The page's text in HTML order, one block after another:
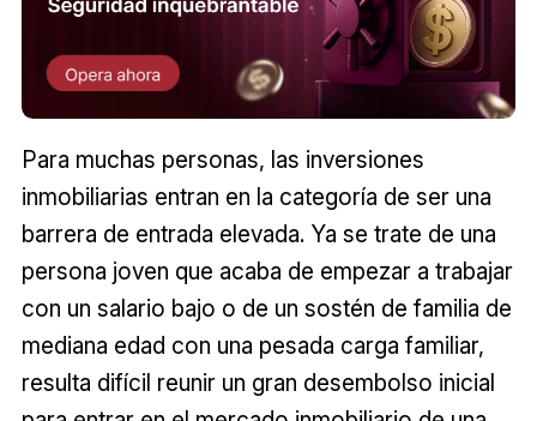
Para muchas personas, las inversiones
inmobiliarias entran en la categoría de ser una
barrera de entrada elevada. Ya se trate de una
persona joven que acaba de empezar a trabajar
con un salario bajo o de un sostén de familia de
mediana edad con una pesada carga familiar,
resulta difícil reunir un gran desembolso inicial